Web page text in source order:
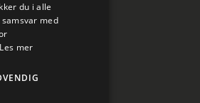
du i alle
med
Les mer